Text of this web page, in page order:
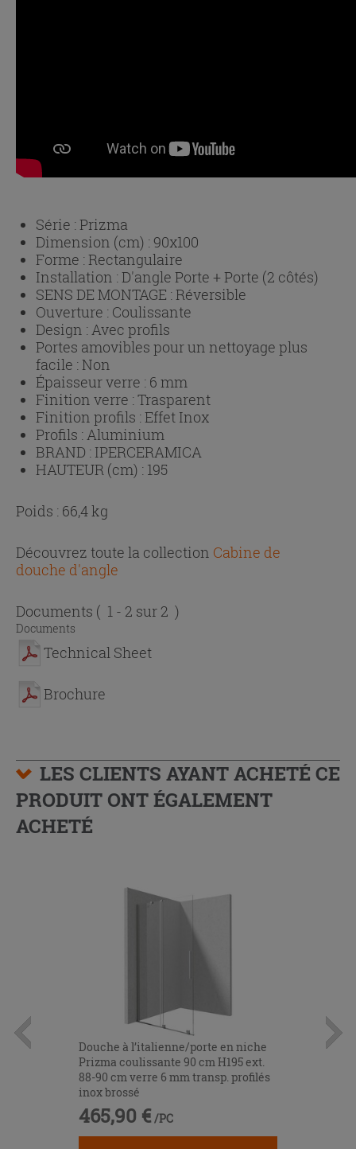
Série :Prizma
Dimension (cm) : 90x100
Forme :Rectangulaire
Installation :D'angle Porte + Porte (2 côtés)
SENS DE MONTAGE :Réversible
Ouverture : Coulissante
Design : Avec profils
Portes amovibles pour un nettoyage plus
facile :Non
Épaisseur verre : 6 mm
Finition verre :Trasparent
Finition profils :Effet Inox
Profils : Aluminium
BRAND : IPERCERAMICA
HAUTEUR (cm) : 195
Poids : 66,4 kg
Découvrez toute la collection Cabine de
douche d'angle
Documents ( 1 - 2 sur 2 )
Documents
Technical Sheet
Brochure
LES CLIENTS AYANT ACHETÉ CE
PRODUIT ONT ÉGALEMENT
ACHETÉ
Douche à l’italienne/porte en niche
Prizma coulissante 90 cm H195 ext.
88-90 cm verre 6 mm transp. profilés
inox brossé
465,90 € /PC